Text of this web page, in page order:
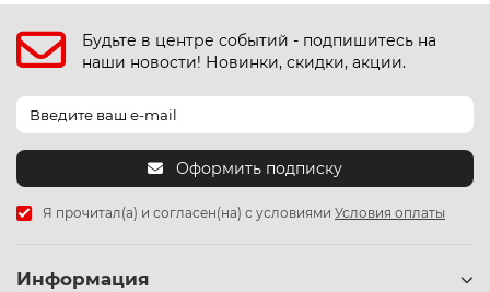
Будьте в центре событий - подпишитесь на
наши новости! Новинки, скидки, акции.
Оформить подписку
Я прочитал(а) и согласен(на) с условиями Условия оплаты
Информация